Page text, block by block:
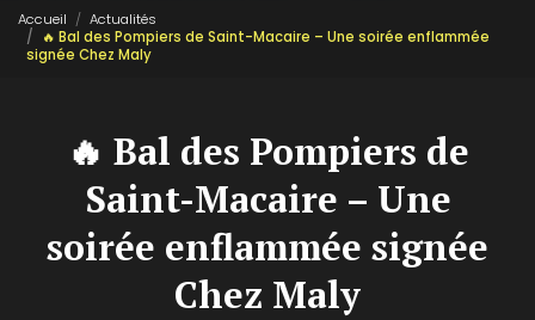
Accueil
Actualités
🔥 Bal des Pompiers de Saint-Macaire – Une soirée enflammée
signée Chez Maly
🔥 Bal des Pompiers de
Saint-Macaire – Une
soirée enflammée signée
Chez Maly